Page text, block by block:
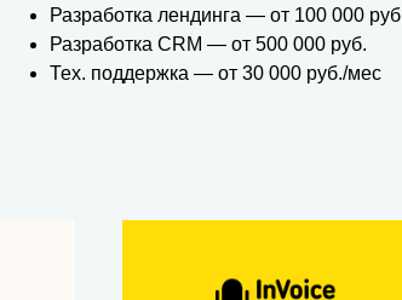
Разработка лендинга — от 100 000 руб
Разработка CRM — от 500 000 руб.
Тех. поддержка — от 30 000 руб./мес